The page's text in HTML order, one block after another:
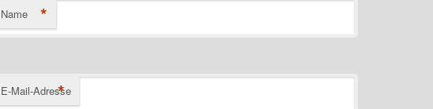
Name *
E-Mail-Adresse
*